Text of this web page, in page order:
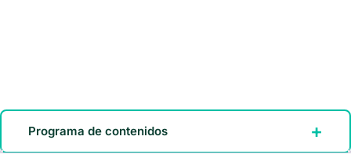
Programa de contenidos